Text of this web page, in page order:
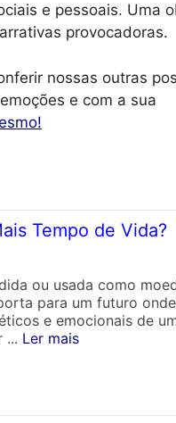
e pessoais. Uma
provocadoras.
nossas outras
e com a sua
Tempo de Vida?
ou usada como
para um futuro
e emocionais de
... Ler mais